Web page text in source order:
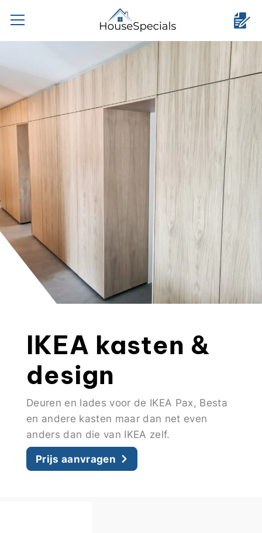
IKEA kasten &
design
Deuren en lades voor de IKEA Pax, Besta
en andere kasten maar dan net even
anders dan die van IKEA zelf.
Prijs aanvragen